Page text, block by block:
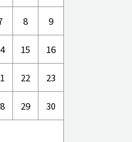
8 9
15 16
22 23
29 30